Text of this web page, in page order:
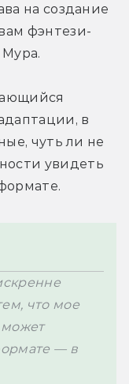
на создание
фэнтези-
в
чуть ли не
увидеть
что мое
может
— в